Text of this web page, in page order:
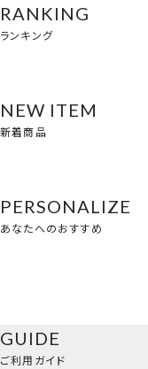
RANKING
ランキング
NEW ITEM
新着商品
PERSONALIZE
あなたへのおすすめ
GUIDE
ご利用ガイド